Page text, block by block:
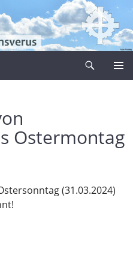
Ostermontag
(31.03.2024)